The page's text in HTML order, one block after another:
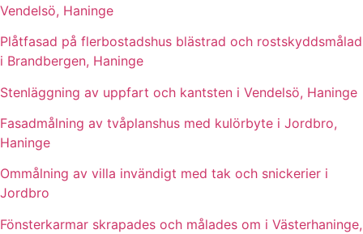
Vendelsö, Haninge
Plåtfasad på flerbostadshus blästrad och rostskyddsmålad
i Brandbergen, Haninge
Stenläggning av uppfart och kantsten i Vendelsö, Haninge
Fasadmålning av tvåplanshus med kulörbyte i Jordbro,
Haninge
Ommålning av villa invändigt med tak och snickerier i
Jordbro
Fönsterkarmar skrapades och målades om i Västerhaninge,